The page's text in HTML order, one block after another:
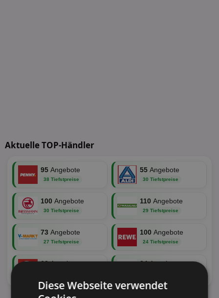
Aktuelle TOP-Händler
95 Angebote
38 Tiefstpreise
55 Angebote
30 Tiefstpreise
100 Angebote
30 Tiefstpreise
110 Angebote
29 Tiefstpreise
73 Angebote
27 Tiefstpreise
100 Angebote
24 Tiefstpreise
62 Angebote 34 Angebote
Diese Webseite verwendet